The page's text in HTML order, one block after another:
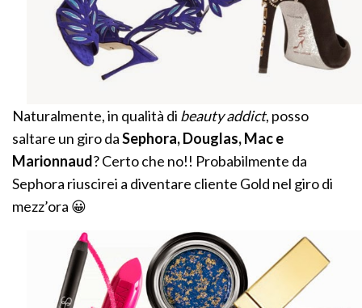
Naturalmente, in qualità di beauty addict, posso
saltare un giro daSephora, Douglas, Mac e
Marionnaud? Certo che no!! Probabilmente da
Sephora riuscirei a diventare cliente Gold nel giro di
mezz’ora 😀